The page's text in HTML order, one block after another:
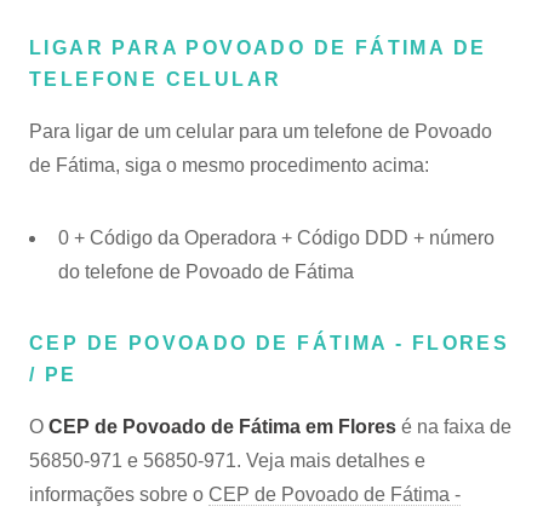
LIGAR PARA POVOADO DE FÁTIMA DE
TELEFONE CELULAR
Para ligar de um celular para um telefone de Povoado
de Fátima, siga o mesmo procedimento acima:
0 + Código da Operadora + Código DDD + número
do telefone de Povoado de Fátima
CEP DE POVOADO DE FÁTIMA - FLORES
/ PE
O CEP de Povoado de Fátima em Flores é na faixa de
56850-971 e 56850-971. Veja mais detalhes e
informações sobre o CEP de Povoado de Fátima -